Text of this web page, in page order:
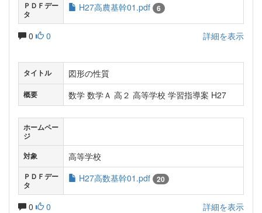
ＰＤＦデー
タ
H27高農基幹01.pdf 6
0 0 詳細を表示
タイトル 図形の性質
概要 数学 数学Ａ 高２ 高等学校 学習指導案 H27
ホームペー
ジ
対象
高等学校
ＰＤＦデー
タ
H27高数基幹01.pdf 20
0 0 詳細を表示